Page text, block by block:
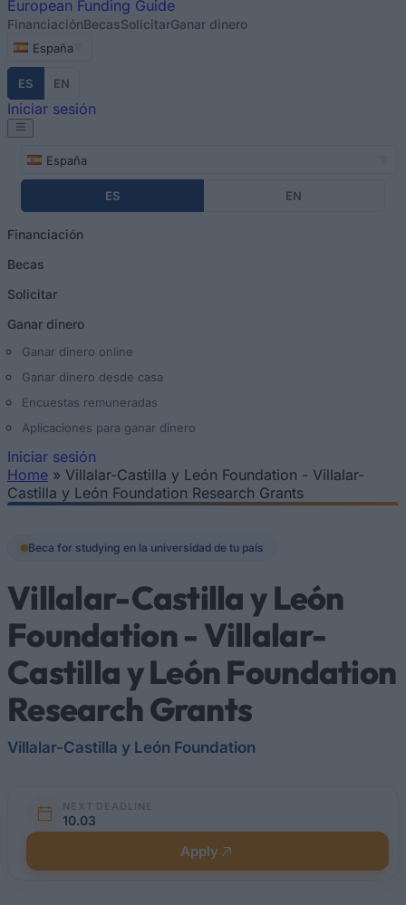
European Funding Guide
FinanciaciónBecasSolicitarGanar dinero
España
ES EN
Iniciar sesión
España
ES EN
Financiación
Becas
Solicitar
Ganar dinero
Ganar dinero online
Ganar dinero desde casa
Encuestas remuneradas
Aplicaciones para ganar dinero
Iniciar sesión
Se encuentra usted aquí
Home » Villalar-Castilla y León Foundation - Villalar-
Castilla y León Foundation Research Grants
Beca for studying en la universidad de tu país
Villalar-Castilla y León
Foundation - Villalar-
Castilla y León Foundation
Research Grants
Villalar-Castilla y León Foundation
NEXT DEADLINE
10.03
Apply